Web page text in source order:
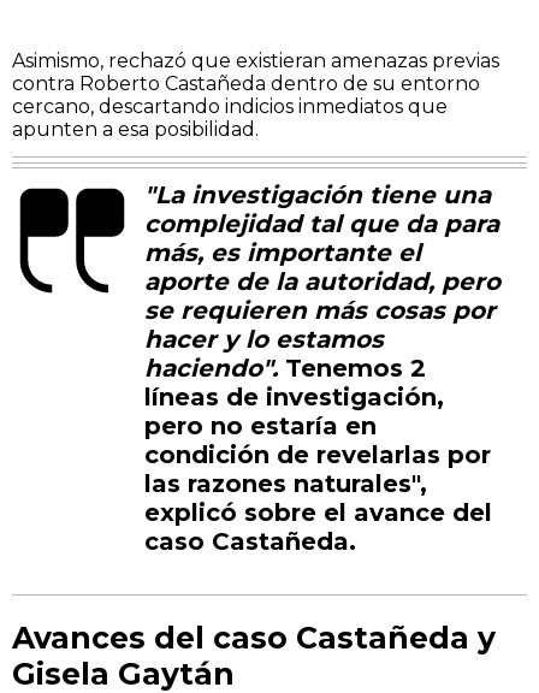
Asimismo, rechazó que existieran amenazas previas
contra Roberto Castañeda dentro de su entorno
cercano, descartando indicios inmediatos que
apunten a esa posibilidad.
"La investigación tiene una
complejidad tal que da para
más, es importante el
aporte de la autoridad, pero
se requieren más cosas por
hacer y lo estamos
haciendo". Tenemos 2
líneas de investigación,
pero no estaría en
condición de revelarlas por
las razones naturales",
explicó sobre el avance del
caso Castañeda.
Avances del caso Castañeda y
Gisela Gaytán